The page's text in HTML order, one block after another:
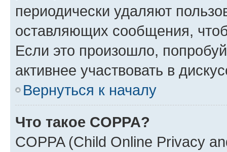
периодически удаляют
оставляющих сообщения,
Если это произошло,
активнее участвовать в
Вернуться к началу
Что такое COPPA?
COPPA (Child Online Privacy